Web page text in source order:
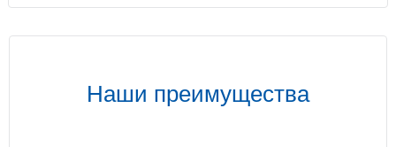
Наши преимущества